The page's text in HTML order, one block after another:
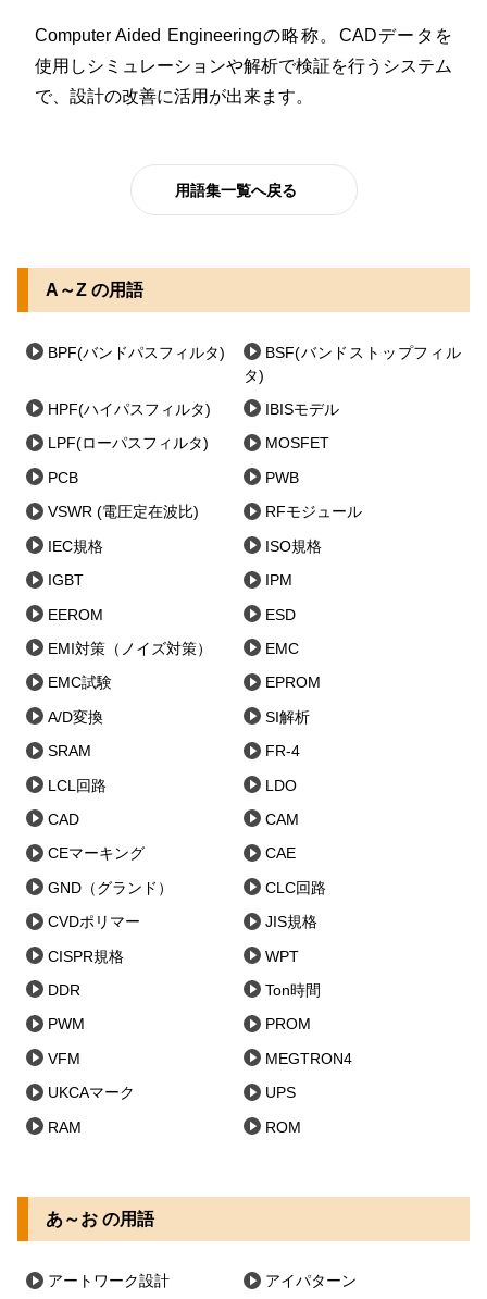
Computer Aided Engineeringの略称。CADデータを
使用しシミュレーションや解析で検証を行うシステム
で、設計の改善に活用が出来ます。
用語集一覧へ戻る
A～Z の用語
BPF(バンドパスフィルタ)
BSF(バンドストップフィル
タ)
HPF(ハイパスフィルタ) IBISモデル
LPF(ローパスフィルタ) MOSFET
PCB PWB
VSWR (電圧定在波比) RFモジュール
IEC規格 ISO規格
IGBT IPM
EEROM ESD
EMI対策（ノイズ対策） EMC
EMC試験 EPROM
A/D変換 SI解析
SRAM FR-4
LCL回路 LDO
CAD CAM
CEマーキング CAE
GND（グランド） CLC回路
CVDポリマー JIS規格
CISPR規格 WPT
DDR Ton時間
PWM PROM
VFM MEGTRON4
UKCAマーク UPS
RAM ROM
あ～お の用語
アートワーク設計 アイパターン